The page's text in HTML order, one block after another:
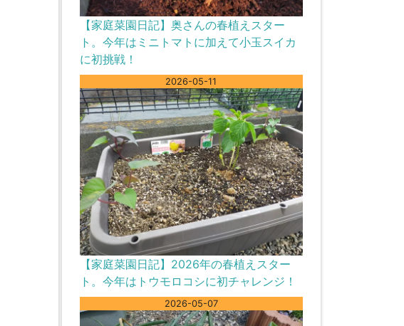
【家庭菜園日記】奥さんの春植えスター
ト。今年はミニトマトに加えて小玉スイカ
に初挑戦！
2026-05-11
【家庭菜園日記】2026年の春植えスター
ト。今年はトウモロコシに初チャレンジ！
2026-05-07